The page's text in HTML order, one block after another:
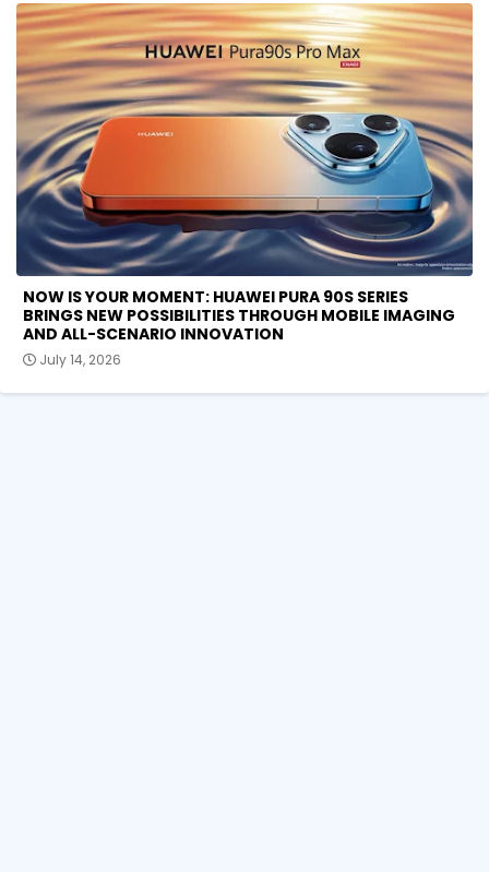
NOW IS YOUR MOMENT: HUAWEI PURA 90S SERIES
BRINGS NEW POSSIBILITIES THROUGH MOBILE IMAGING
AND ALL-SCENARIO INNOVATION
July 14, 2026